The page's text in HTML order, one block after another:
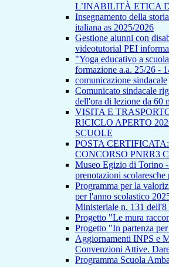
L’INABILITÀ ETICA
Insegnamento della
italiana as 2025/2026
Gestione alunni con
videotutorial PEI
"Yoga educativo a
formazione a.a. 25/26 -
comunicazione sindacale
Comunicato sindacale
dell'ora di lezione da 60
VISITA E
RICICLO APERTO
SCUOLE
POSTA
CONCORSO PNRR3
Museo Egizio di Torino
prenotazioni
Programma per la
per l'anno scolastico
Ministeriale n. 131
Progetto "Le mura
Progetto "In partenza
Aggiornamenti INPS e
Convenzioni Attive.
Programma Scuola